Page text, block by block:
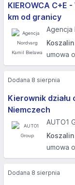
KIEROWCA C+E
km od granicy
Agencja
umowa
Kierownik
Niemczech
AUTO1
umowa
Dodana 8 sierpnia
Dodana 8 sierpnia